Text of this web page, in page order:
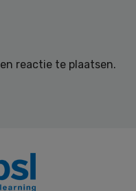
reactie te plaatsen.